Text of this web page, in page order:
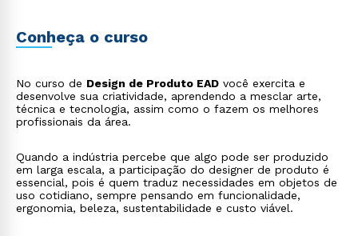
Conheça o curso
No curso de Design de Produto EAD você exercita e
desenvolve sua criatividade, aprendendo a mesclar arte,
técnica e tecnologia, assim como o fazem os melhores
profissionais da área.
Quando a indústria percebe que algo pode ser produzido
em larga escala, a participação do designer de produto é
essencial, pois é quem traduz necessidades em objetos de
uso cotidiano, sempre pensando em funcionalidade,
ergonomia, beleza, sustentabilidade e custo viável.